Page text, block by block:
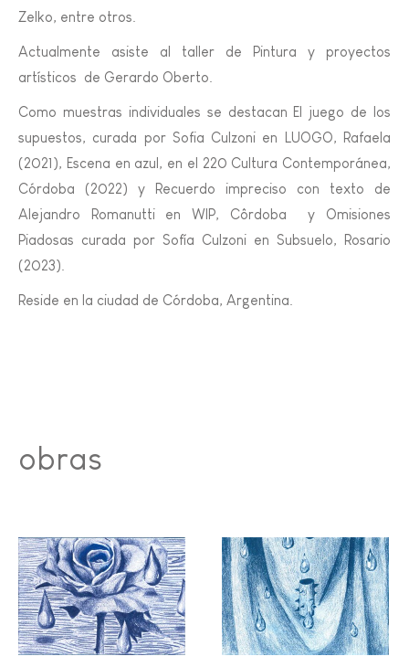
Zelko, entre otros.
Actualmente asiste al taller de Pintura y proyectos
artísticos de Gerardo Oberto.
Como muestras individuales se destacan El juego de los
supuestos, curada por Sofia Culzoni en LUOGO, Rafaela
(2021), Escena en azul, en el 220 Cultura Contemporánea,
Córdoba (2022) y Recuerdo impreciso con texto de
Alejandro Romanutti en WIP, Côrdoba y Omisiones
Piadosas curada por Sofía Culzoni en Subsuelo, Rosario
(2023).
Reside en la ciudad de Córdoba, Argentina.
obras